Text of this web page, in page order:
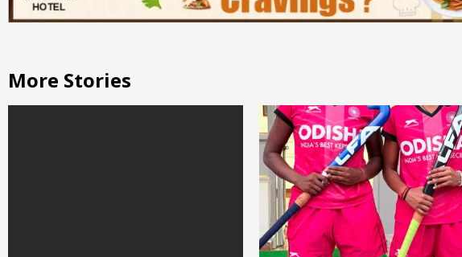
More Stories